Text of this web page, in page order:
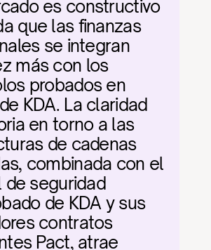
es constructivo
que las finanzas
se integran
más con los
probados en
KDA. La claridad
en torno a las
de cadenas
combinada con el
de seguridad
de KDA y sus
contratos
Pact, atrae